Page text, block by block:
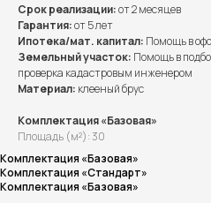
Срок реализации:от 2 месяцев
Гарантия:от 5 лет
Ипотека/мат. капитал: Помощь в
Земельный участок: Помощь в
проверка кадастровым инженером
Материал: клееный брус
Комплектация «Базовая»
Площадь (м²): 30
Комплектация «Базовая»
Комплектация «Стандарт»
Комплектация «Базовая»